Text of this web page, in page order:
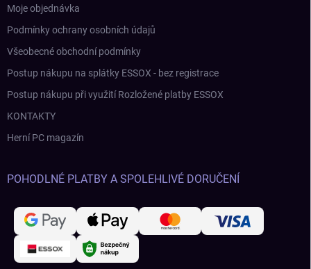
Moje objednávka
Podmínky ochrany osobních údajů
Všeobecné obchodní podmínky
Postup nákupu na splátky ESSOX - bez registrace
Postup nákupu při využití Rozložené platby ESSOX
KONTAKTY
Herní PC magazín
POHODLNÉ PLATBY A SPOLEHLIVÉ DORUČENÍ